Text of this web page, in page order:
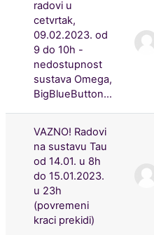
radovi u
cetvrtak,
09.02.2023. od
9 do 10h -
nedostupnost
sustava Omega,
BigBlueButton...
VAZNO! Radovi
na sustavu Tau
od 14.01. u 8h
do 15.01.2023.
u 23h
(povremeni
kraci prekidi)